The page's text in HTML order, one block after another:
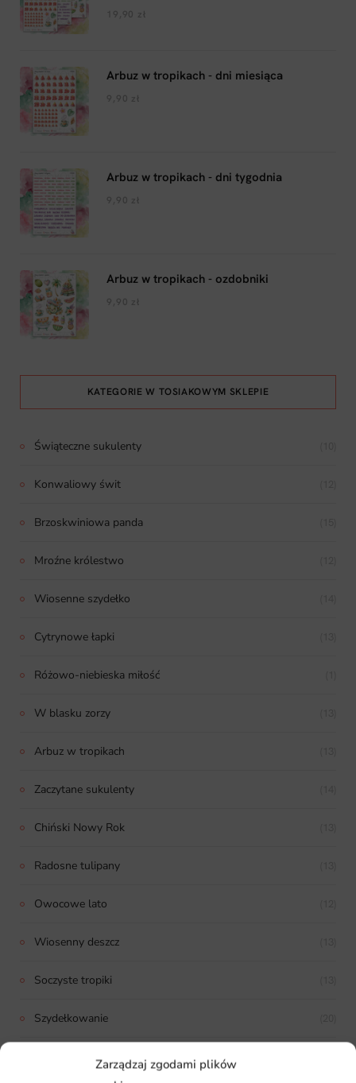
Zarządzaj zgodami plików
Arbuz w tropikach - dni miesiąca
Arbuz w tropikach - dni tygodnia
Arbuz w tropikach - ozdobniki
KATEGORIE W TOSIAKOWYM SKLEPIE
Świąteczne sukulenty
Konwaliowy świt
Brzoskwiniowa panda
Mroźne królestwo
Wiosenne szydełko
Cytrynowe łapki
Różowo-niebieska miłość
W blasku zorzy
Arbuz w tropikach
Zaczytane sukulenty
Chiński Nowy Rok
Radosne tulipany
Owocowe lato
Wiosenny deszcz
Soczyste tropiki
Szydełkowanie
Podwodna magia